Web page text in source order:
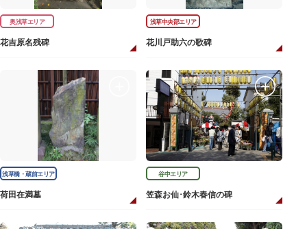
奥浅草エリア
花吉原名残碑
浅草中央部エリア
花川戸助六の歌碑
浅草橋・蔵前エリア
荷田在満墓
谷中エリア
笠森お仙･鈴木春信の碑